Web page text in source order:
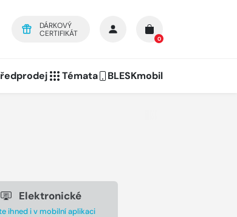
DÁRKOVÝ
CERTIFIKÁT
0
Témata BLESKmobil
Elektronické
ihned i v mobilní aplikaci